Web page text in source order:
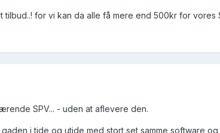
for vi kan da alle få mere end 500kr for vores
SPV... - uden at aflevere den.
i tide og utide med stort set samme software